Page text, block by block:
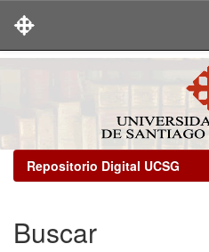
Repositorio Digital UCSG
Buscar